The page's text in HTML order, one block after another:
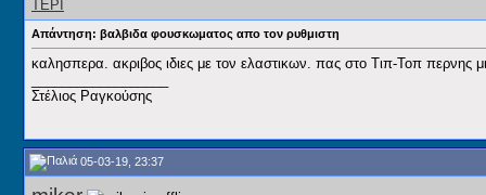
Απάντηση: βαλβιδα φουσκωματος απο τον ρυθμιστη
καλησπερα. ακριβος ιδιες με τον ελαστικων. πας στο Τιπ-Τοπ περνης
Στέλιος Ραγκούσης
05-03-19, 23:37